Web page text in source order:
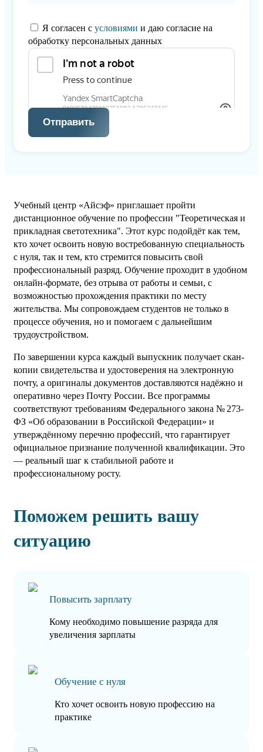
Я согласен с условиями и даю согласие на
обработку персональных данных
Отправить
Учебный центр «Айсэф» приглашает пройти
дистанционное обучение по профессии "Теоретическая и
прикладная светотехника". Этот курс подойдёт как тем,
кто хочет освоить новую востребованную специальность
с нуля, так и тем, кто стремится повысить свой
профессиональный разряд. Обучение проходит в удобном
онлайн-формате, без отрыва от работы и семьи, с
возможностью прохождения практики по месту
жительства. Мы сопровождаем студентов не только в
процессе обучения, но и помогаем с дальнейшим
трудоустройством.
По завершении курса каждый выпускник получает скан-
копии свидетельства и удостоверения на электронную
почту, а оригиналы документов доставляются надёжно и
оперативно через Почту России. Все программы
соответствуют требованиям Федерального закона № 273-
ФЗ «Об образовании в Российской Федерации» и
утверждённому перечню профессий, что гарантирует
официальное признание полученной квалификации. Это
— реальный шаг к стабильной работе и
профессиональному росту.
Поможем решить вашу
ситуацию
Повысить зарплату
Кому необходимо повышение разряда для
увеличения зарплаты
Обучение с нуля
Кто хочет освоить новую профессию на
практике